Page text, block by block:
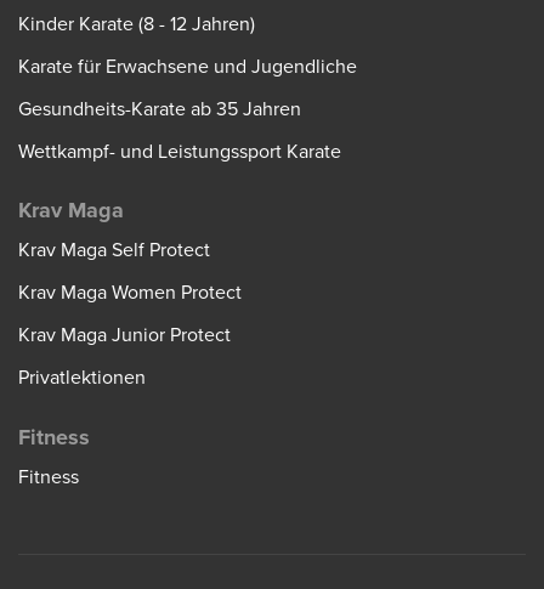
Kinder Karate (8 - 12 Jahren)
Karate für Erwachsene und Jugendliche
Gesundheits-Karate ab 35 Jahren
Wettkampf- und Leistungssport Karate
Krav Maga
Krav Maga Self Protect
Krav Maga Women Protect
Krav Maga Junior Protect
Privatlektionen
Fitness
Fitness